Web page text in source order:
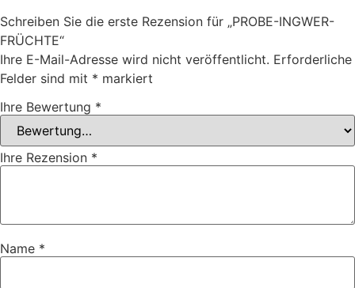
Schreiben Sie die erste Rezension für „PROBE-INGWER-
FRÜCHTE“
Ihre E-Mail-Adresse wird nicht veröffentlicht. Erforderliche
Felder sind mit * markiert
Ihre Bewertung *
Ihre Rezension *
Name *